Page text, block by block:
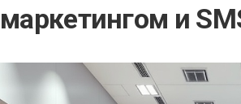
маркетингом и